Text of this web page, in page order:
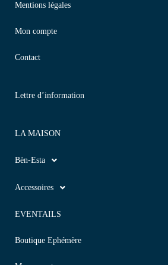
Mentions légales
Mon compte
Contact
Lettre d’information
LA MAISON
Bèn-Esta
Accessoires
EVENTAILS
Boutique Ephémère